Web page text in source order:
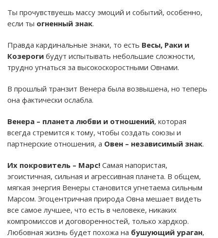
Ты прочувствуешь массу эмоций и событий, особенно,
если ты огненный знак.
Правда кардинальные знаки, то есть Весы, Раки и
Козероги будут испытывать небольшие сложности,
трудно угнаться за высокоскоростными Овнами.
В прошлый транзит Венера была возвышена, но теперь
она фактически ослабла.
Венера – планета любви и отношений, которая
всегда стремится к тому, чтобы создать союзы и
партнерские отношения, а Овен – независимый знак.
Их покровитель – Марс! Самая напористая,
эгоистичная, сильная и агрессивная планета. В общем,
мягкая энергия Венеры становится угнетаема сильным
Марсом. Эгоцентричная природа Овна мешает видеть
все самое лучшее, что есть в человеке, никаких
компромиссов и договоренностей, только хардкор.
Любовная жизнь будет похожа на бушующий ураган,